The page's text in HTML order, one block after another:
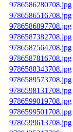
9786586280708.jpg
9786586516708.jpg
9786586897708.jpg
9786587382708.jpg
9786587564708.jpg
9786587816708.jpg
9786588343708.jpg
9786589573708.jpg
9786598131708.jpg
9786599019708.jpg
9786599501708.jpg
9786599613708.jpg